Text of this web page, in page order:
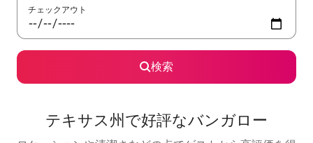
チェックアウト
検索
テキサス州で好評なバンガロー